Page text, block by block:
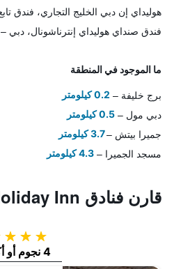
فندق صنداي هوليداي إنترناشونال، دبي
ما الموجود في المنطقة
برج خليفة 0.2 كيلومتر
دبي مول 0.5 كيلومتر
جميرا بيتش 3.7 كيلومتر
مسجد الجميرا 4.3 كيلومتر
قارن فنادق Holiday Inn في دبي
4 نجوم
4 نجوم أو أكثر